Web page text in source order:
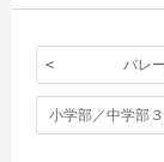
バレ